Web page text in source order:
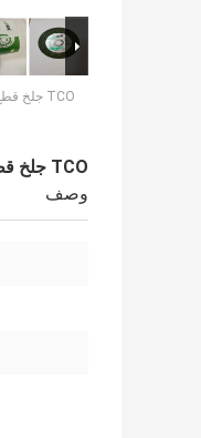
TCO جلخ قطع القرص T41 T42 قطع طحن عجلة أكسيد الألومنيوم
وصف